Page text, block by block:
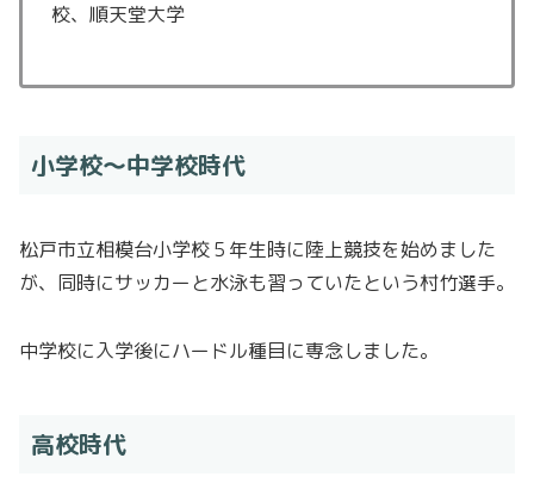
校、順天堂大学
小学校〜中学校時代
松戸市立相模台小学校５年生時に陸上競技を始めました
が、同時にサッカーと水泳も習っていたという村竹選手。
中学校に入学後にハードル種目に専念しました。
高校時代